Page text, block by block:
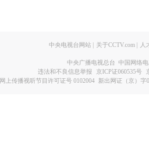
中央电视台网站 关于CCTV.com 人
中央广播电视总台 中国网络
违法和不良信息举报
京ICP证060535号
网上传播视听节目许可证号 0102004 新出网证（京）